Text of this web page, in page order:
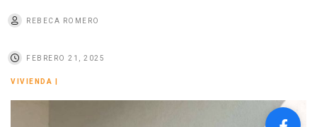
REBECA ROMERO
FEBRERO 21, 2025
VIVIENDA